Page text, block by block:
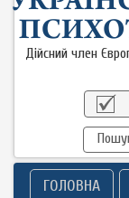
Дійсний член
ГОЛОВНА